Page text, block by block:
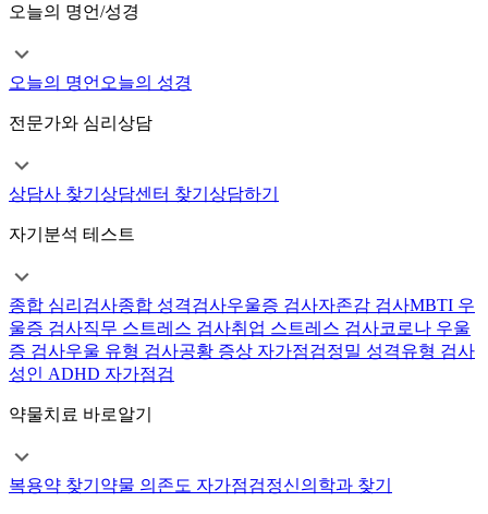
오늘의 명언/성경
오늘의 명언 오늘의 성경
전문가와 심리상담
상담사 찾기 상담센터 찾기 상담하기
자기분석 테스트
종합 심리검사종합 성격검사우울증 검사자존감 검사MBTI 우
울증 검사직무 스트레스 검사취업 스트레스 검사코로나 우울
증 검사우울 유형 검사공황 증상 자가점검정밀 성격유형 검사
성인 ADHD 자가점검
약물치료 바로알기
복용약 찾기 약물 의존도 자가점검정신의학과 찾기